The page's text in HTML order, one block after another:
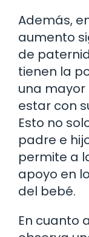
Además,
aumento
de
tienen la
una
estar con
Esto no
padre e
permite a
apoyo en
del bebé.
En cuanto